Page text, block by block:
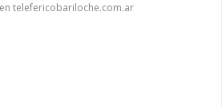
telefericobariloche.com.ar